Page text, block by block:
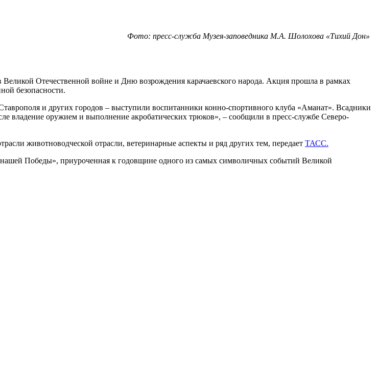
Фото: пресс-служба Музея-заповедника М.А. Шолохова «Тихий Дон»
Отечественной войне и Дню возрождения карачаевского народа. Акция прошла в рамках
безопасности.
и других городов – выступили воспитанники конно-спортивного клуба «Аманат». Всадники
владение оружием и выполнение акробатических трюков», – сообщили в пресс-службе Северо-
животноводческой отрасли, ветеринарные аспекты и ряд других тем, передает ТАСС.
нашей Победы», приуроченная к годовщине одного из самых символичных событий Великой